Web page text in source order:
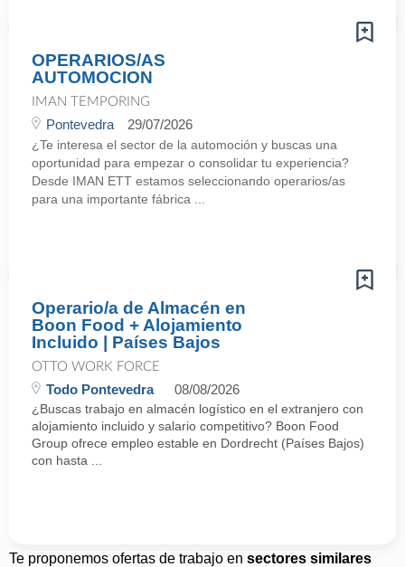
OPERARIOS/AS
AUTOMOCION
IMAN TEMPORING
Pontevedra 29/07/2026
¿Te interesa el sector de la automoción y buscas una
oportunidad para empezar o consolidar tu experiencia?
Desde IMAN ETT estamos seleccionando operarios/as
para una importante fábrica ...
Operario/a de Almacén en
Boon Food + Alojamiento
Incluido | Países Bajos
OTTO WORK FORCE
Todo Pontevedra 08/08/2026
¿Buscas trabajo en almacén logístico en el extranjero con
alojamiento incluido y salario competitivo? Boon Food
Group ofrece empleo estable en Dordrecht (Países Bajos)
con hasta ...
Te proponemos ofertas de trabajo en sectores similares